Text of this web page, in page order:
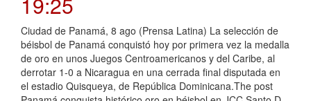
Ciudad de Panamá, 8 ago (Prensa Latina) La selección de
béisbol de Panamá conquistó hoy por primera vez la medalla
de oro en unos Juegos Centroamericanos y del Caribe, al
derrotar 1-0 a Nicaragua en una cerrada final disputada en
el estadio Quisqueya, de República Dominicana.The post